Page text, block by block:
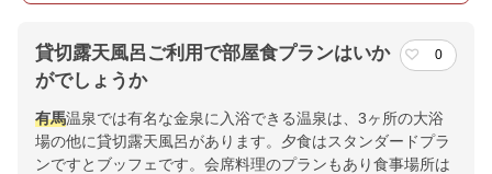
貸切露天風呂ご利用で部屋食プランはいか
がでしょうか
0
有馬温泉では有名な金泉に入浴できる温泉は、3ヶ所の大浴
場の他に貸切露天風呂があります。夕食はスタンダードプラ
ンですとブッフェです。会席料理のプランもあり食事場所は